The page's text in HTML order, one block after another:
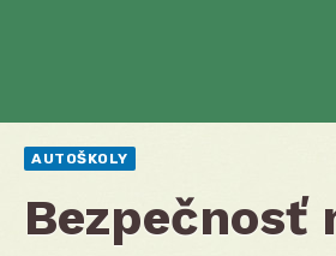
AUTOŠKOLY
Bezpečnosť